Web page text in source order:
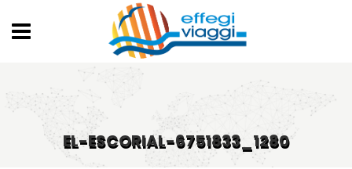
EL-ESCORIAL-6751833_1280